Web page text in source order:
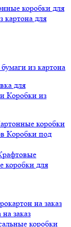
коробки для
картона для
из картона
для
Коробки из
коробки
Коробки под
коробки для
на заказ
заказ
коробки